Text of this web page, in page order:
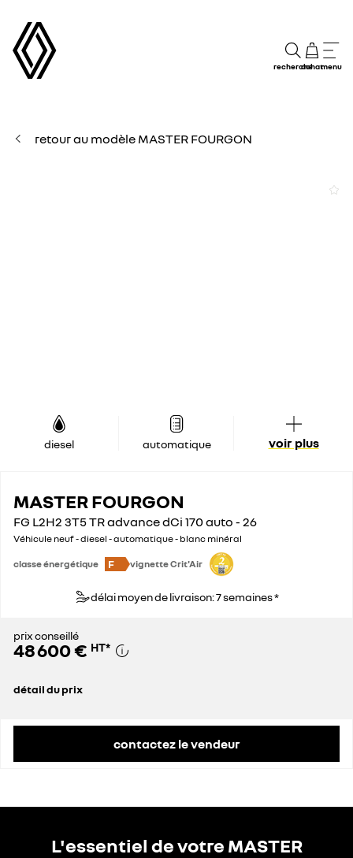
rechercheachatmenu
retour au modèle MASTER FOURGON
diesel automatique voir plus
MASTER FOURGON
FG L2H2 3T5 TR advance dCi 170 auto - 26
Véhicule neuf - diesel - automatique - blanc minéral
classe énergétique F vignette Crit'Air
délai moyen de livraison: 7 semaines *
prix conseillé
48 600 € HT*
détail du prix
contactez le vendeur
L'essentiel de votre MASTER